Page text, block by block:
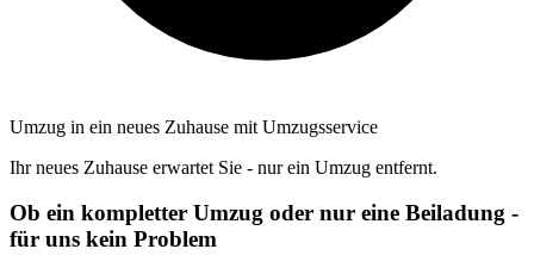
Umzug in ein neues Zuhause mit Umzugsservice
Ihr neues Zuhause erwartet Sie - nur ein Umzug entfernt.
Ob ein kompletter Umzug oder nur eine Beiladung -
für uns kein Problem